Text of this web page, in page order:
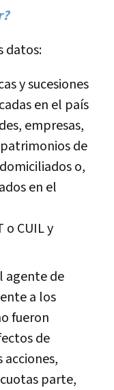
datos:
y sucesiones
en el paí­s
empresas,
de
o,
en el
o CUIL y
agente de
a los
fueron
de
parte,